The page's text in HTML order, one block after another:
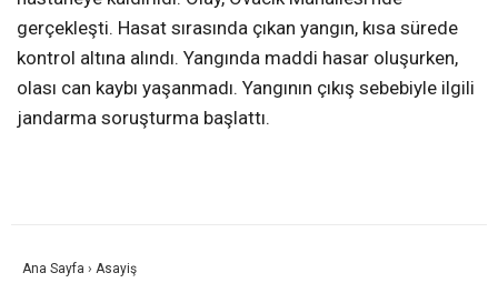
gerçekleşti. Hasat sırasında çıkan yangın, kısa sürede
kontrol altına alındı. Yangında maddi hasar oluşurken,
olası can kaybı yaşanmadı. Yangının çıkış sebebiyle ilgili
jandarma soruşturma başlattı.
Ana Sayfa › Asayiş